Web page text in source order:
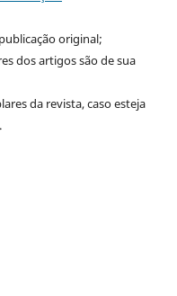
original;
dos artigos são de sua
da revista, caso esteja